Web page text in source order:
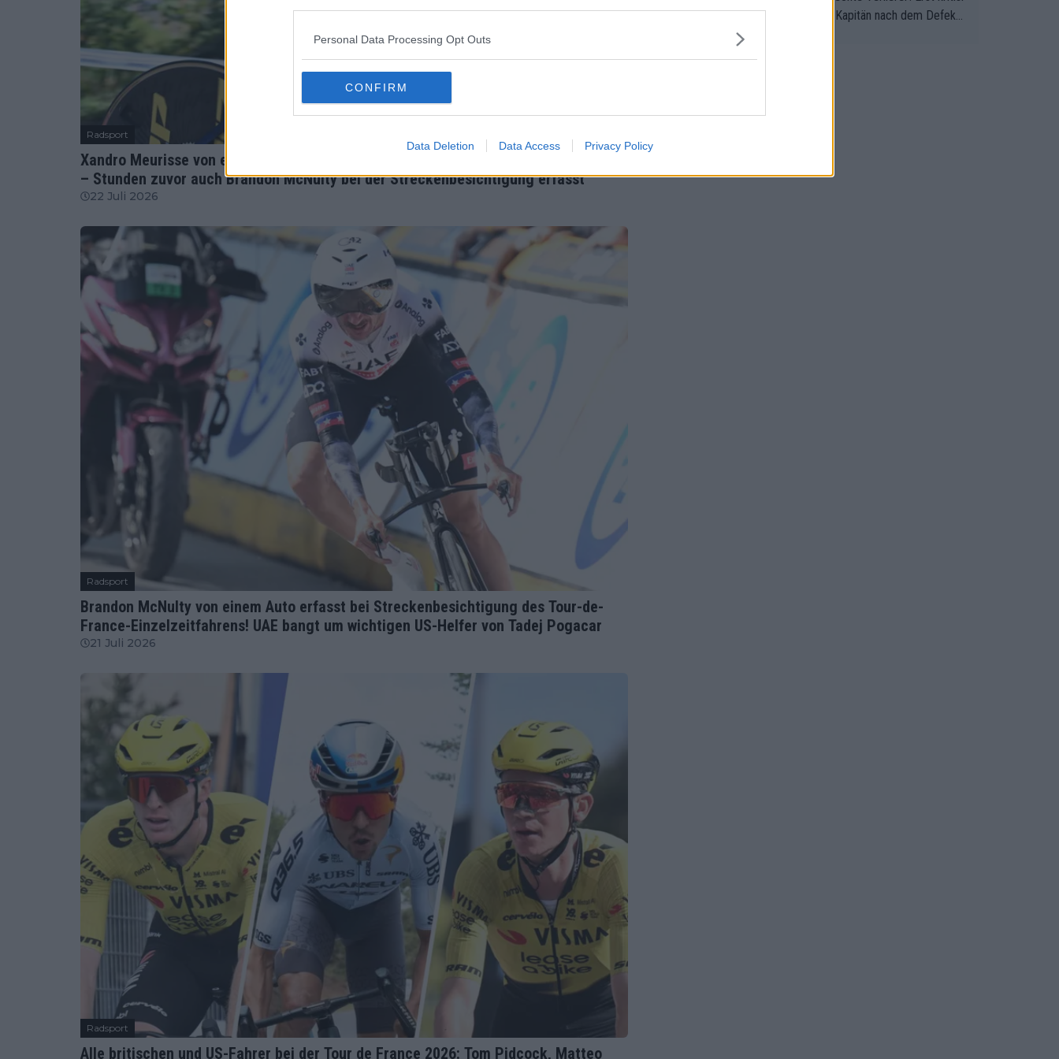
Personal Data Processing Opt Outs
CONFIRM
Data Deletion Data Access Privacy Policy
Radsport
Xandro Meurisse von einem Auto angefahren nach dem Tour-de-France-Zeitfahren
– Stunden zuvor auch Brandon McNulty bei der Streckenbesichtigung erfasst
22 Juli 2026
Radsport
Brandon McNulty von einem Auto erfasst bei Streckenbesichtigung des Tour-de-
France-Einzelzeitfahrens! UAE bangt um wichtigen US-Helfer von Tadej Pogacar
21 Juli 2026
Radsport
Alle britischen und US-Fahrer bei der Tour de France 2026: Tom Pidcock, Matteo
ert Bjerg, dass niemand seinem Kapitän nach dem Defekt
einen roten Teppich ausrollt. Dann schimpft Pogacar selbe